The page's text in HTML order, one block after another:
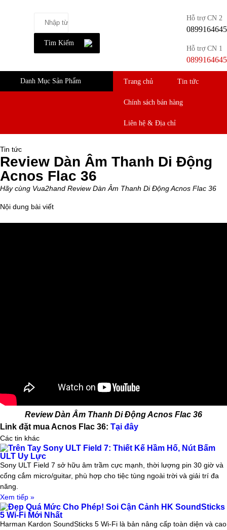
Tìm Kiếm
Hỗ trợ CN 2
0899164645
Hỗ trợ CN 1
0899164645
Trang chủ Tin tức
Chính sách bán hàng
Liên hệ & Địa chỉ
Danh Mục Sản Phẩm
Tin tức
Review Dàn Âm Thanh Di Động
Acnos Flac 36
Hãy cùng Vua2hand Review Dàn Âm Thanh Di Động Acnos Flac 36
Nội dung bài viết
Review Dàn Âm Thanh Di Động Acnos Flac 36
Link đặt mua Acnos Flac 36: Tại đây
Các tin khác
Trên Tay Sony ULT Field 7: Thiết Kế Hầm Hố, Nút Bấm
ULT Uy Lực
Sony ULT Field 7 sở hữu âm trầm cực mạnh, thời lượng pin 30 giờ và
cổng cắm micro/guitar, phù hợp cho tiệc tùng ngoài trời và giải trí đa
năng.
Xem tiếp »
Đẹp Quá Mức Cho Phép! Soi Cận Cảnh HK SoundSticks
5 Wi-Fi Mới Nhất
Harman Kardon SoundSticks 5 Wi-Fi là bản nâng cấp toàn diện và cao